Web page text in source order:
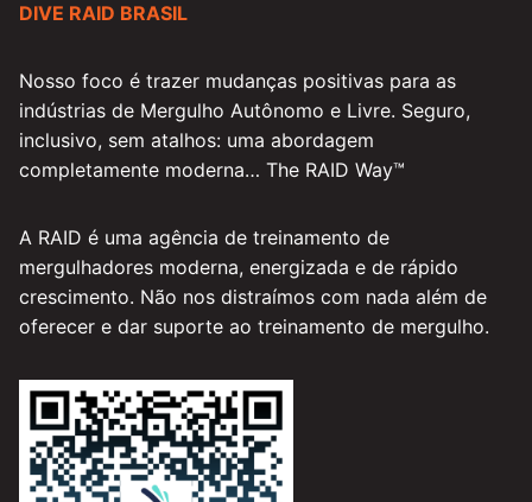
DIVE RAID BRASIL
Nosso foco é trazer mudanças positivas para as
indústrias de Mergulho Autônomo e Livre. Seguro,
inclusivo, sem atalhos: uma abordagem
completamente moderna… The RAID Way™
A RAID é uma agência de treinamento de
mergulhadores moderna, energizada e de rápido
crescimento. Não nos distraímos com nada além de
oferecer e dar suporte ao treinamento de mergulho.